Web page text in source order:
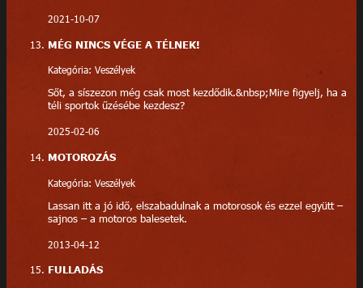
2021-10-07
MÉG NINCS VÉGE A TÉLNEK!
Kategória: Veszélyek
Sőt, a síszezon még csak most kezdődik.&nbsp;Mire figyelj, ha a
téli sportok űzésébe kezdesz?
2025-02-06
MOTOROZÁS
Kategória: Veszélyek
Lassan itt a jó idő, elszabadulnak a motorosok és ezzel együtt –
sajnos – a motoros balesetek.
2013-04-12
FULLADÁS